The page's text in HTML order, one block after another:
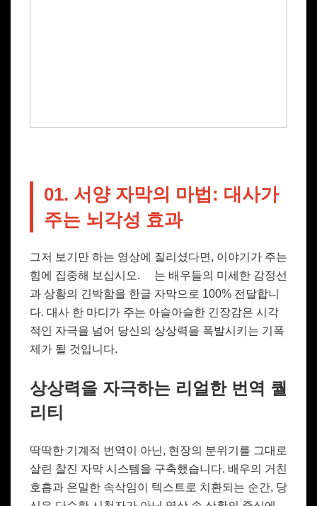
01. 서양 자막의 마법: 대사가
주는 뇌각성 효과
그저 보기만 하는 영상에 질리셨다면, 이야기가 주는
힘에 집중해 보십시오.
는 배우들의 미세한 감정선
과 상황의 긴박함을 한글 자막으로 100% 전달합니
다. 대사 한 마디가 주는 아슬아슬한 긴장감은 시각
적인 자극을 넘어 당신의 상상력을 폭발시키는 기폭
제가 될 것입니다.
상상력을 자극하는 리얼한 번역 퀄
리티
딱딱한 기계적 번역이 아닌, 현장의 분위기를 그대로
살린 찰진 자막 시스템을 구축했습니다. 배우의 거친
호흡과 은밀한 속삭임이 텍스트로 치환되는 순간, 당